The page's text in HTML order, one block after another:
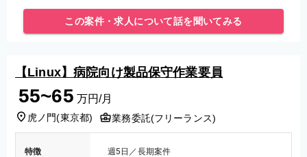
ら、ご対応いただきます。 クラウド：AWS(C
この案件・求人について話を聞いてみる
【Linux】病院向け製品保守作業要員
55~65 万円/月
虎ノ門(東京都) 業務委託(フリーランス)
特徴 週5日／長期案件